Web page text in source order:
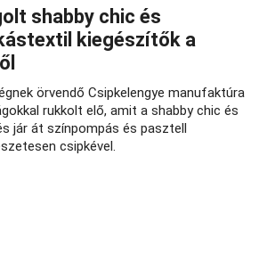
shabby chic és
kiegészítők a
örvendő Csipkelengye manufaktúra
rukkolt elő, amit a shabby chic és
jár át színpompás és pasztell
csipkével.